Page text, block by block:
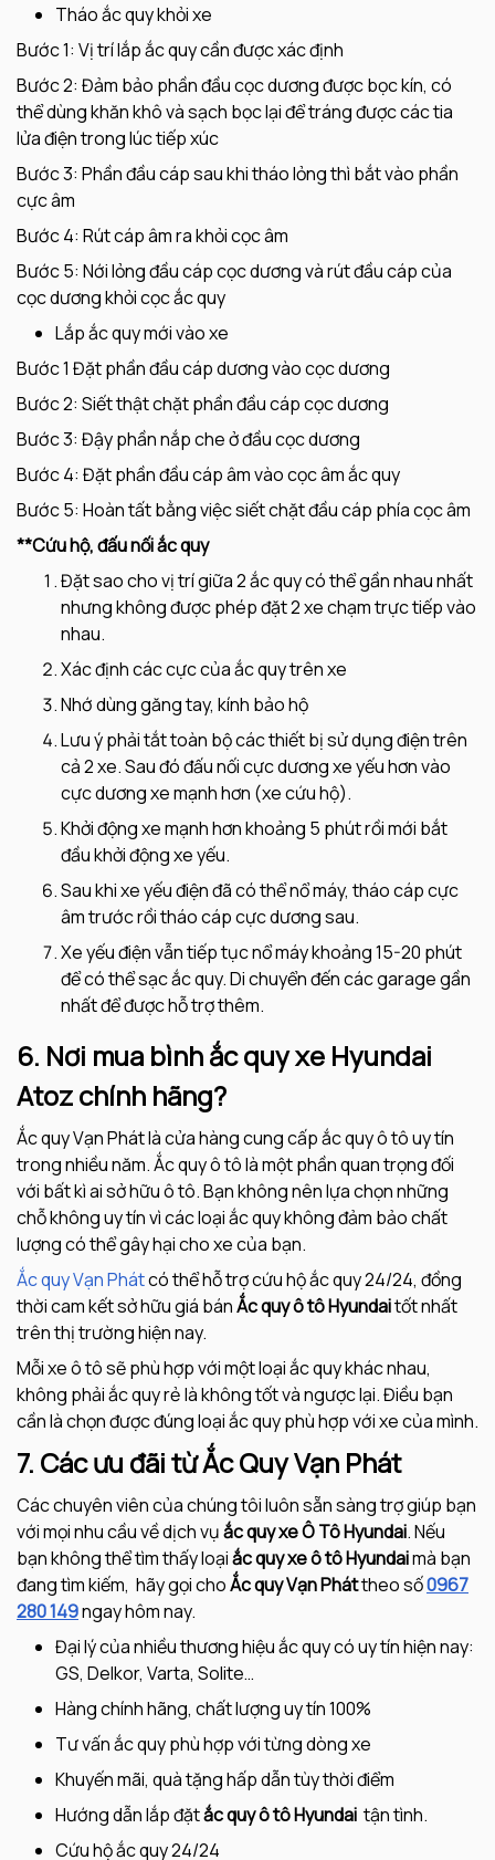
Tháo ắc quy khỏi xe
Bước 1: Vị trí lắp ắc quy cần được xác định
Bước 2: Đảm bảo phần đầu cọc dương được bọc kín, có
thể dùng khăn khô và sạch bọc lại để tráng được các tia
lửa điện trong lúc tiếp xúc
Bước 3: Phần đầu cáp sau khi tháo lỏng thì bắt vào phần
cực âm
Bước 4: Rút cáp âm ra khỏi cọc âm
Bước 5: Nới lỏng đầu cáp cọc dương và rút đầu cáp của
cọc dương khỏi cọc ắc quy
Lắp ắc quy mới vào xe
Bước 1 Đặt phần đầu cáp dương vào cọc dương
Bước 2: Siết thật chặt phần đầu cáp cọc dương
Bước 3: Đậy phần nắp che ở đầu cọc dương
Bước 4: Đặt phần đầu cáp âm vào cọc âm ắc quy
Bước 5: Hoàn tất bằng việc siết chặt đầu cáp phía cọc âm
**Cứu hộ, đấu nối ắc quy
Đặt sao cho vị trí giữa 2 ắc quy có thể gần nhau nhất
nhưng không được phép đặt 2 xe chạm trực tiếp vào
nhau.
Xác định các cực của ắc quy trên xe
Nhớ dùng găng tay, kính bảo hộ
Lưu ý phải tắt toàn bộ các thiết bị sử dụng điện trên
cả 2 xe. Sau đó đấu nối cực dương xe yếu hơn vào
cực dương xe mạnh hơn (xe cứu hộ).
Khởi động xe mạnh hơn khoảng 5 phút rồi mới bắt
đầu khởi động xe yếu.
Sau khi xe yếu điện đã có thể nổ máy, tháo cáp cực
âm trước rồi tháo cáp cực dương sau.
Xe yếu điện vẫn tiếp tục nổ máy khoảng 15-20 phút
để có thể sạc ắc quy. Di chuyển đến các garage gần
nhất để được hỗ trợ thêm.
6. Nơi mua bình ắc quy xe Hyundai
Atoz chính hãng?
Ắc quy Vạn Phát là cửa hàng cung cấp ắc quy ô tô uy tín
trong nhiều năm. Ắc quy ô tô là một phần quan trọng đối
với bất kì ai sở hữu ô tô. Bạn không nên lựa chọn những
chỗ không uy tín vì các loại ắc quy không đảm bảo chất
lượng có thể gây hại cho xe của bạn.
Ắc quy Vạn Phátcó thể hỗ trợ cứu hộ ắc quy 24/24, đồng
thời cam kết sở hữu giá bánẮc quy ô tôHyundaitốt nhất
trên thị trường hiện nay.
Mỗi xe ô tô sẽ phù hợp với một loại ắc quy khác nhau,
không phải ắc quy rẻ là không tốt và ngược lại. Điều bạn
cần là chọn được đúng loại ắc quy phù hợp với xe của mình.
7. Các ưu đãi từ Ắc Quy Vạn Phát
Các chuyên viên của chúng tôi luôn sẵn sàng trợ giúp bạn
với mọi nhu cầu về dịch vụắc quy xe Ô TôHyundai. Nếu
bạn không thể tìm thấy loạiắc quy xe ô tôHyundaimà bạn
đang tìm kiếm, hãy gọi choẮc quy Vạn Pháttheo số0967
280 149ngay hôm nay.
Đại lý của nhiều thương hiệu ắc quy có uy tín hiện nay:
GS, Delkor, Varta, Solite…
Hàng chính hãng, chất lượng uy tín 100%
Tư vấn ắc quy phù hợp với từng dòng xe
Khuyến mãi, quà tặng hấp dẫn tùy thời điểm
Hướng dẫn lắp đặtắc quy ô tô Hyundai tận tình.
Cứu hộ ắc quy 24/24